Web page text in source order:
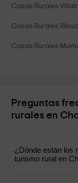
Casas Rurales
Casas Rurales
Casas Rurales
Preguntas
rurales en
¿Dónde están los
turismo rural en